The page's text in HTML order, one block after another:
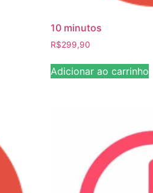
10 minutos
R$299,90
Adicionar ao carrinho